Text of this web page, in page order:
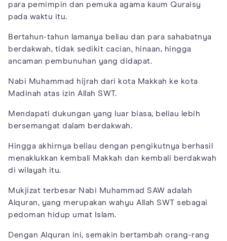
para pemimpin dan pemuka agama kaum Quraisy
pada waktu itu.
Bertahun-tahun lamanya beliau dan para sahabatnya
berdakwah, tidak sedikit cacian, hinaan, hingga
ancaman pembunuhan yang didapat.
Nabi Muhammad hijrah dari kota Makkah ke kota
Madinah atas izin Allah SWT.
Mendapati dukungan yang luar biasa, beliau lebih
bersemangat dalam berdakwah.
Hingga akhirnya beliau dengan pengikutnya berhasil
menaklukkan kembali Makkah dan kembali berdakwah
di wilayah itu.
Mukjizat terbesar Nabi Muhammad SAW adalah
Alquran, yang merupakan wahyu Allah SWT sebagai
pedoman hidup umat Islam.
Dengan Alquran ini, semakin bertambah orang-rang